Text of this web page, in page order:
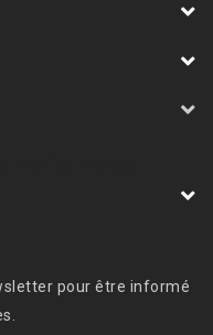
pour être informé